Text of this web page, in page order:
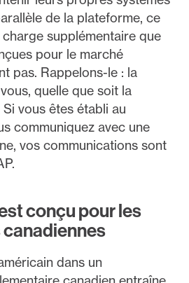
de la plateforme, ce
supplémentaire que
pour le marché
pas. Rappelons-le : la
quelle que soit la
vous êtes établi au
communiquez avec une
vos communications sont
conçu pour les
dans un